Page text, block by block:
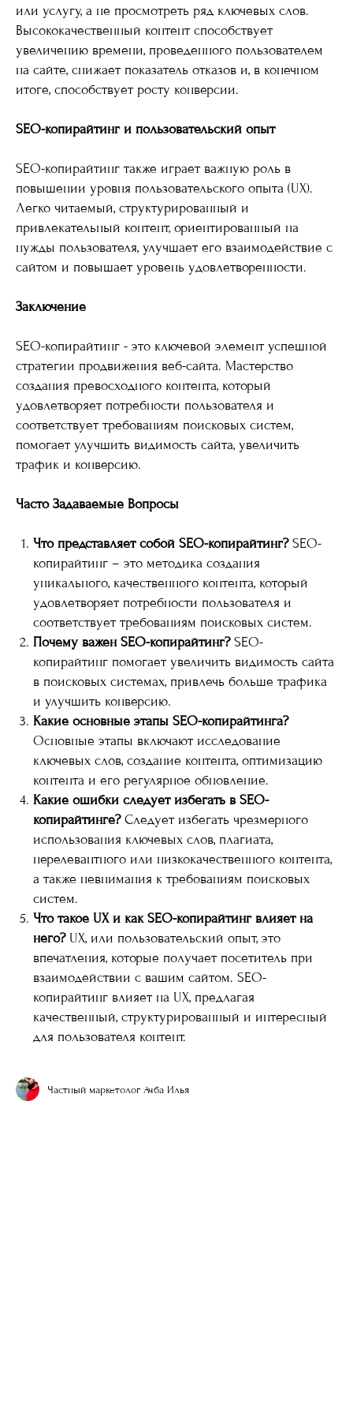
или услугу, а не просмотреть ряд ключевых слов.
Высококачественный контент способствует
увеличению времени, проведенного пользователем
на сайте, снижает показатель отказов и, в конечном
итоге, способствует росту конверсии.
SEO-копирайтинг и пользовательский опыт
SEO-копирайтинг также играет важную роль в
повышении уровня пользовательского опыта (UX).
Легко читаемый, структурированный и
привлекательный контент, ориентированный на
нужды пользователя, улучшает его взаимодействие с
сайтом и повышает уровень удовлетворенности.
Заключение
SEO-копирайтинг - это ключевой элемент успешной
стратегии продвижения веб-сайта. Мастерство
создания превосходного контента, который
удовлетворяет потребности пользователя и
соответствует требованиям поисковых систем,
помогает улучшить видимость сайта, увеличить
трафик и конверсию.
Часто Задаваемые Вопросы
Что представляет собой SEO-копирайтинг?SEO-
копирайтинг – это методика создания
уникального, качественного контента, который
удовлетворяет потребности пользователя и
соответствует требованиям поисковых систем.
Почему важен SEO-копирайтинг?SEO-
копирайтинг помогает увеличить видимость сайта
в поисковых системах, привлечь больше трафика
и улучшить конверсию.
Какие основные этапы SEO-копирайтинга?
Основные этапы включают исследование
ключевых слов, создание контента, оптимизацию
контента и его регулярное обновление.
Какие ошибки следует избегать в SEO-
копирайтинге?Следует избегать чрезмерного
использования ключевых слов, плагиата,
нерелевантного или низкокачественного контента,
а также невнимания к требованиям поисковых
систем.
Что такое UX и как SEO-копирайтинг влияет на
него?UX, или пользовательский опыт, это
впечатления, которые получает посетитель при
взаимодействии с вашим сайтом. SEO-
копирайтинг влияет на UX, предлагая
качественный, структурированный и интересный
для пользователя контент.
Частный маркетолог Ачба Илья